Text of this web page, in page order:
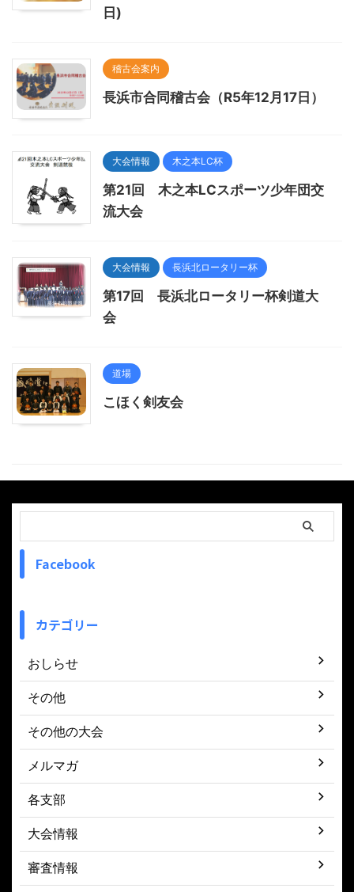
日)
稽古会案内
長浜市合同稽古会（R5年12月17日）
大会情報 木之本LC杯
第21回 木之本LCスポーツ少年団交
流大会
大会情報 長浜北ロータリー杯
第17回 長浜北ロータリー杯剣道大
会
道場
こほく剣友会
Facebook
カテゴリー
おしらせ
その他
その他の大会
メルマガ
各支部
大会情報
審査情報